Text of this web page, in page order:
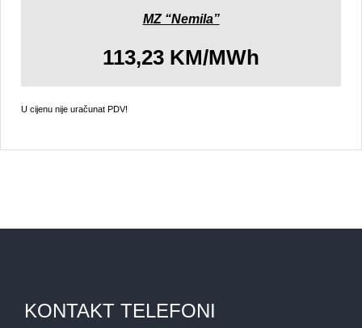
MZ “Nemila”
113,23 KM/MWh
U cijenu nije uračunat PDV!
KONTAKT TELEFONI